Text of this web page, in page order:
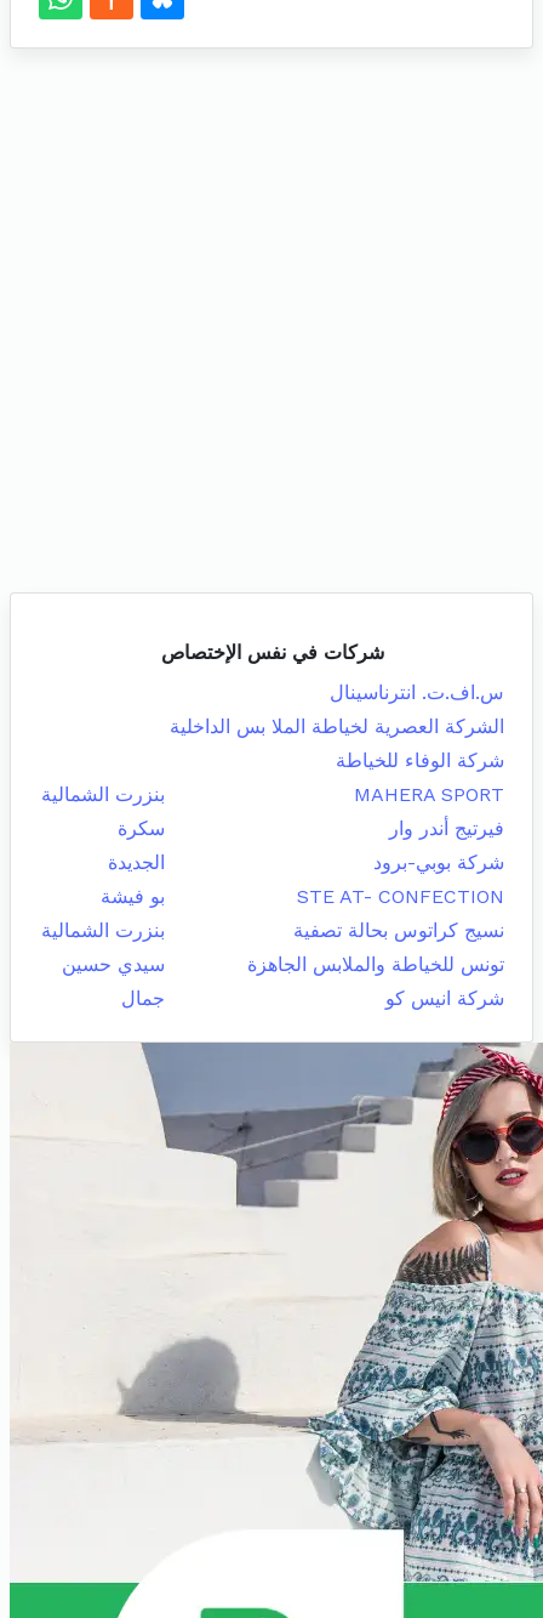
شركات في نفس الإختصاص
س.اف.ت. انترناسينال
الشركة العصرية لخياطة الملا بس الداخلية
شركة الوفاء للخياطة
MAHERA SPORT
بنزرت الشمالية
فيرتيج أندر وار
سكرة
شركة بوبي-برود
الجديدة
STE AT- CONFECTION
بو فيشة
نسيج كراتوس بحالة تصفية
بنزرت الشمالية
تونس للخياطة والملابس الجاهزة
سيدي حسين
شركة انيس كو
جمال